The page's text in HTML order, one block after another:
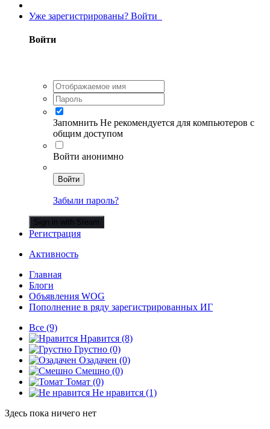
Уже зарегистрированы? Войти
Войти
Запомнить Не рекомендуется для компьютеров с
общим доступом
Войти анонимно
Войти
Забыли пароль?
Sign in with Steam
Регистрация
Активность
Главная
Блоги
Объявления WOG
Пополнение в ряду зарегистрированных ИГ
Все (9)
Нравится (8)
Грустно (0)
Озадачен (0)
Смешно (0)
Томат (0)
Не нравится (1)
Здесь пока ничего нет